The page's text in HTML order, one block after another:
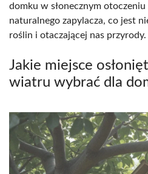
domku w słonecznym
naturalnego zapylacza, co jest
roślin i otaczającej nas przyrody.
Jakie miejsce
wiatru wybrać dla